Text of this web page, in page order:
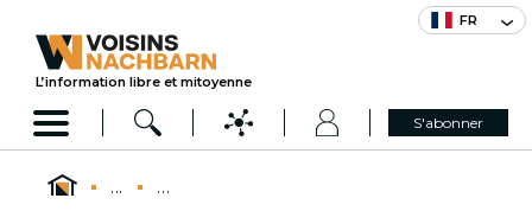
FR
L’information libre et mitoyenne
S'abonner
... ...